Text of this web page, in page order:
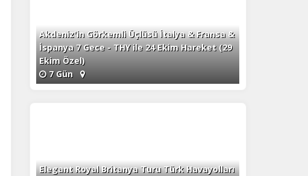
Akdeniz'in Görkemli Üçlüsü İtalya & Fransa &
İspanya 7 Gece - THY ile 24 Ekim Hareket (29
Ekim Özel)
7 Gün
Elegant Royal Britanya Turu Türk Havayolları